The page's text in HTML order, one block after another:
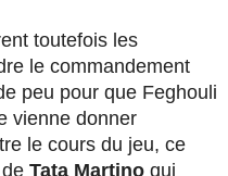
toutefois les
le commandement
peu pour que Feghouli
vienne donner
le cours du jeu, ce
Tata Martino qui